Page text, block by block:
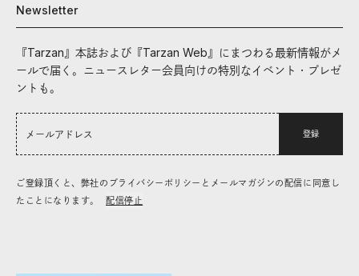
Newsletter
『Tarzan』本誌および『Tarzan Web』にまつわる最新情報がメ
ールで届く。ニュースレター会員向けの特別なイベント・プレゼ
ントも。
登録
ご登録頂くと、弊社のプライバシーポリシーとメールマガジンの配信に同意し
たことになります。
配信停止